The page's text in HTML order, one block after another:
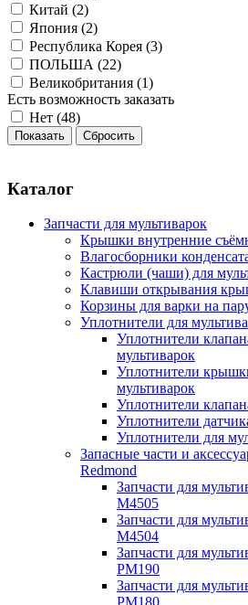
Китай (2)
Япония (2)
Республика Корея (3)
ПОЛЬША (22)
Великобритания (1)
Есть возможность заказать
Нет (48)
Каталог
Запчасти для мультиварок
Крышки внутренние
Влагосборники
Кастрюли (чаши) для
Клавиши открывания
Корзины для варки на
Уплотнители для
Уплотнители
мультиварок
Уплотнители
мультиварок
Уплотнители
Уплотнители
Уплотнители для
Запасные части и
Redmond
Запчасти для
M4505
Запчасти для
M4504
Запчасти для
PM190
Запчасти для